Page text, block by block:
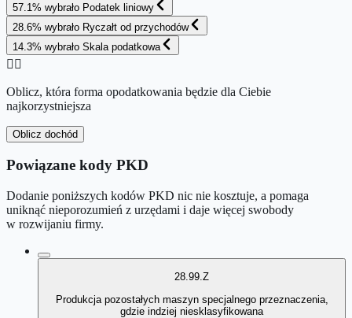
57.1% wybrało Podatek liniowy
28.6% wybrało Ryczałt od przychodów
14.3% wybrało Skala podatkowa
👉🏻
Oblicz, która forma opodatkowania będzie dla Ciebie
najkorzystniejsza
Oblicz dochód
Powiązane kody PKD
Dodanie poniższych kodów PKD nic nie kosztuje, a pomaga
uniknąć nieporozumień z urzędami i daje więcej swobody
w rozwijaniu firmy.
28.99.Z
Produkcja pozostałych maszyn specjalnego przeznaczenia,
gdzie indziej niesklasyfikowana